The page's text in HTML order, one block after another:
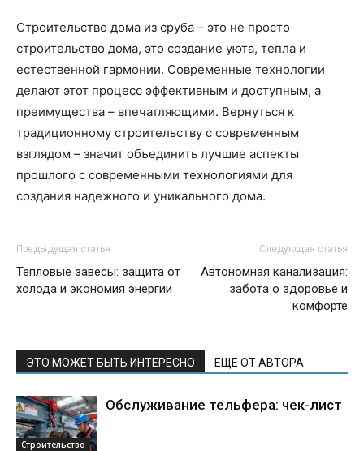
Строительство дома из сруба – это не просто
строительство дома, это создание уюта, тепла и
естественной гармонии. Современные технологии
делают этот процесс эффективным и доступным, а
преимущества – впечатляющими. Вернуться к
традиционному строительству с современным
взглядом – значит объединить лучшие аспекты
прошлого с современными технологиями для
создания надежного и уникального дома.
Предыдущая статья
Тепловые завесы: защита от
холода и экономия энергии
Следующая статья
Автономная канализация:
забота о здоровье и
комфорте
ЭТО МОЖЕТ БЫТЬ ИНТЕРЕСНО ЕЩЕ ОТ АВТОРА
Строительство
Обслуживание тельфера: чек-лист